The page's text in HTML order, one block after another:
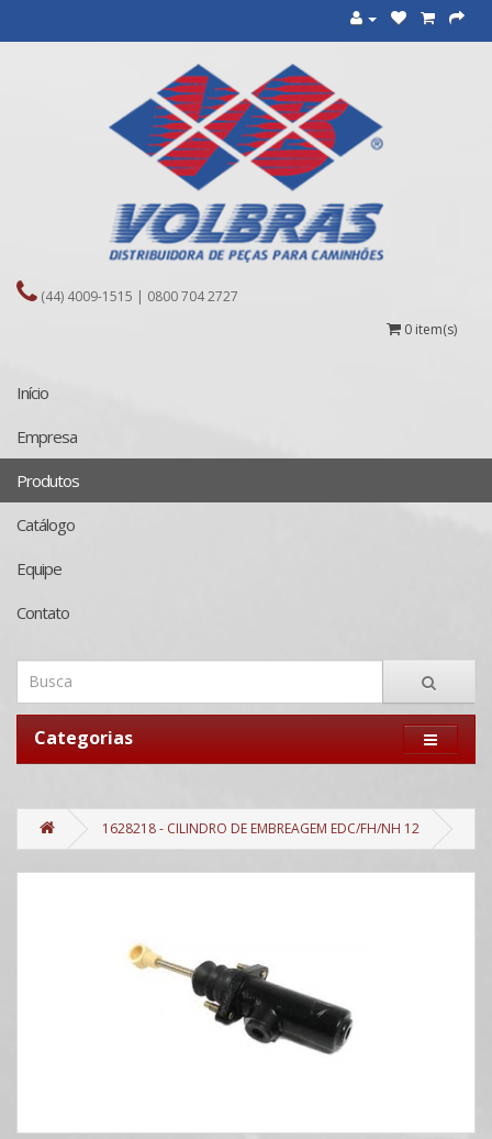
(44) 4009-1515 | 0800 704 2727
0 item(s)
Início
Empresa
Produtos
Catálogo
Equipe
Contato
Categorias
1628218 - CILINDRO DE EMBREAGEM EDC/FH/NH 12